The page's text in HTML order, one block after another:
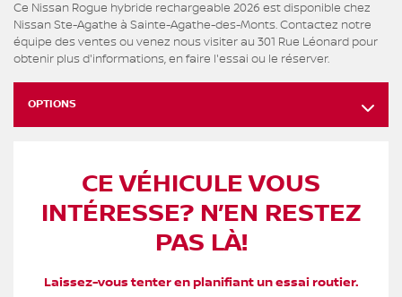
Ce Nissan Rogue hybride rechargeable 2026 est disponible chez
Nissan Ste-Agathe à Sainte-Agathe-des-Monts. Contactez notre
équipe des ventes ou venez nous visiter au 301 Rue Léonard pour
obtenir plus d'informations, en faire l'essai ou le réserver.
OPTIONS
CE VÉHICULE VOUS
INTÉRESSE? N’EN RESTEZ
PAS LÀ!
Laissez-vous tenter en planifiant un essai routier.